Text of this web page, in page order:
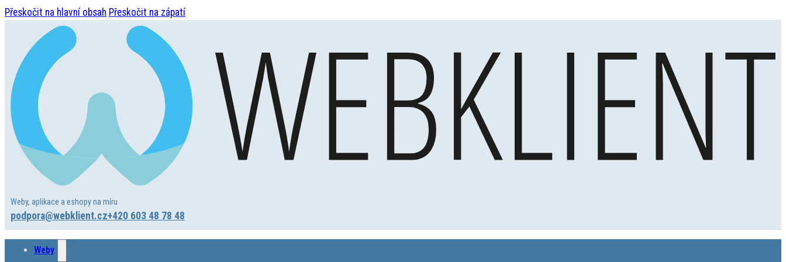
Přeskočit na hlavní obsah Přeskočit na zápatí
Weby, aplikace a eshopy na míru
podpora@webklient.cz+420 603 48 78 48
Weby